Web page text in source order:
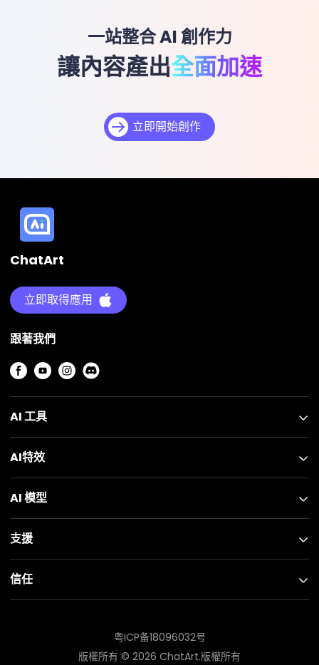
一站整合 AI 創作力
讓內容產出全面加速
立即開始創作
ChatArt
立即取得應用
跟著我們
AI 工具
AI特效
AI 模型
支援
信任
粤ICP备18096032号
版權所有 © 2026 ChatArt.版權所有